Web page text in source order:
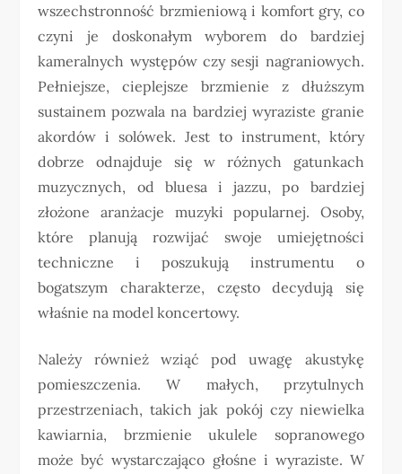
wszechstronność brzmieniową i komfort gry, co
czyni je doskonałym wyborem do bardziej
kameralnych występów czy sesji nagraniowych.
Pełniejsze, cieplejsze brzmienie z dłuższym
sustainem pozwala na bardziej wyraziste granie
akordów i solówek. Jest to instrument, który
dobrze odnajduje się w różnych gatunkach
muzycznych, od bluesa i jazzu, po bardziej
złożone aranżacje muzyki popularnej. Osoby,
które planują rozwijać swoje umiejętności
techniczne i poszukują instrumentu o
bogatszym charakterze, często decydują się
właśnie na model koncertowy.
Należy również wziąć pod uwagę akustykę
pomieszczenia. W małych, przytulnych
przestrzeniach, takich jak pokój czy niewielka
kawiarnia, brzmienie ukulele sopranowego
może być wystarczająco głośne i wyraziste. W